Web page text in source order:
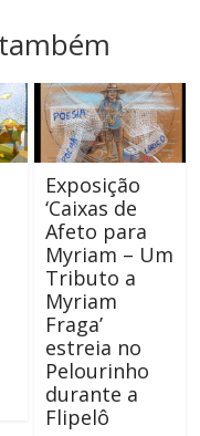
Exposição
‘Caixas de
Afeto para
Myriam – Um
Tributo a
Myriam
Fraga’
estreia no
Pelourinho
durante a
Flipelô